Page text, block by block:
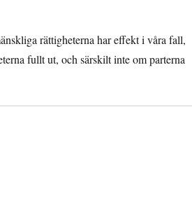
rättigheterna har effekt i våra fall,
fullt ut, och särskilt inte om parterna